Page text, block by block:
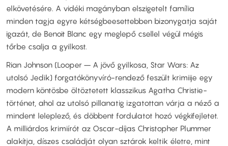
elkövetésére. A vidéki magányban elszigetelt família
minden tagja egyre kétségbeesettebben bizonygatja saját
igazát, de Benoit Blanc egy meglepő csellel végül mégis
tőrbe csalja a gyilkost.
Rian Johnson (Looper – A jövő gyilkosa, Star Wars: Az
utolsó Jedik) forgatókönyvíró-rendező feszült krimiije egy
modern köntösbe öltöztetett klasszikus Agatha Christie-
történet, ahol az utolsó pillanatig izgatottan várja a néző a
mindent leleplező, és döbbent fordulatot hozó végkifejletet.
A milliárdos krimiírót az Oscar-díjas Christopher Plummer
alakítja, díszes családját olyan sztárok keltik életre, mint